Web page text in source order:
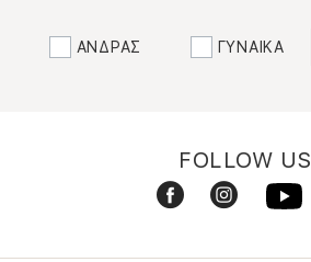
ΑΝΔΡΑΣ ΓΥΝΑΙΚΑ
FOLLOW US